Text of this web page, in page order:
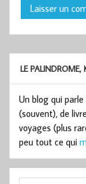
LE PALINDROME,
Un blog qui
(souvent), de
voyages (plus
peu tout ce qui